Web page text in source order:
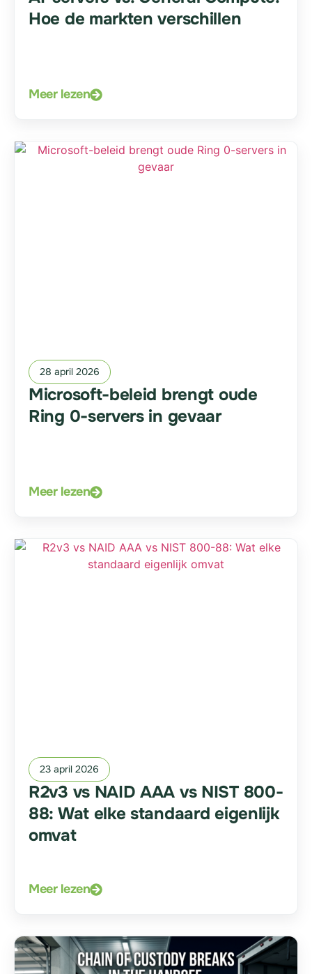
Hoe de markten verschillen
Meer lezen
28 april 2026
Microsoft-beleid brengt oude
Ring 0-servers in gevaar
Meer lezen
23 april 2026
R2v3 vs NAID AAA vs NIST 800-
88: Wat elke standaard eigenlijk
omvat
Meer lezen